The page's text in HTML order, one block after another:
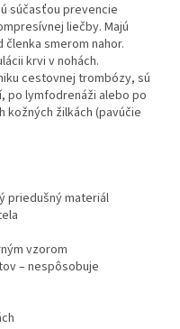
súčasťou prevencie
liečby. Majú
smerom nahor.
krvi v nohách.
cestovnej trombózy, sú
po lymfodrenáži alebo po
kožných žilkách (pavúčie
priedušný materiál
vzorom
– nespôsobuje